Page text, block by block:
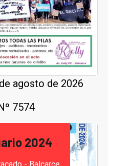
agosto de 2026
7574
2024